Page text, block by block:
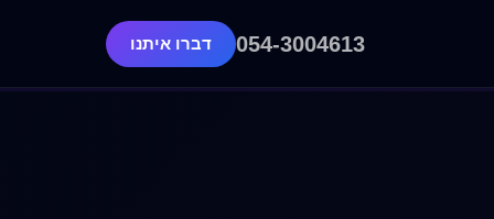
054-3004613 דברו איתנו